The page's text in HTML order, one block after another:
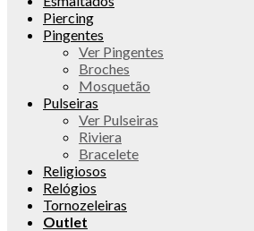
Piercing
Pingentes
Ver Pingentes
Broches
Mosquetão
Pulseiras
Ver Pulseiras
Riviera
Bracelete
Religiosos
Relógios
Tornozeleiras
Outlet